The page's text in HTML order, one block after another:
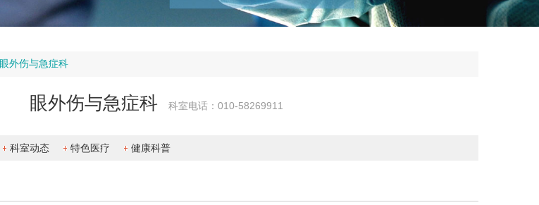
眼外伤与急症科
眼外伤与急症科 科室电话：010-58269911
科室动态 特色医疗 健康科普